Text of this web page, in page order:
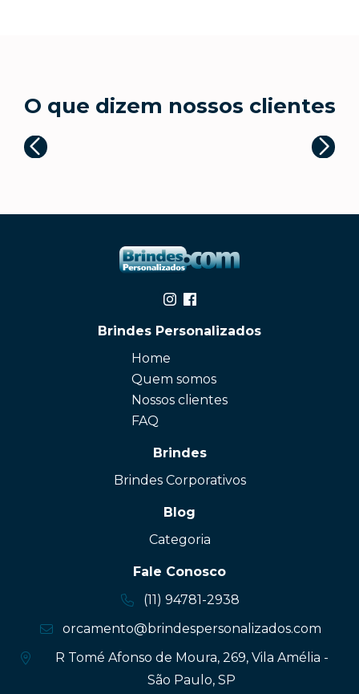
O que dizem nossos clientes
Brindes Personalizados
Home
Quem somos
Nossos clientes
FAQ
Brindes
Brindes Corporativos
Blog
Categoria
Fale Conosco
(11) 94781-2938
orcamento@brindespersonalizados.com
R Tomé Afonso de Moura, 269, Vila Amélia -
São Paulo, SP